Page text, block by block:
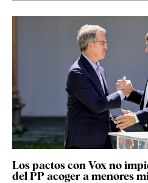
Los pactos con Vox no
del PP acoger a menores